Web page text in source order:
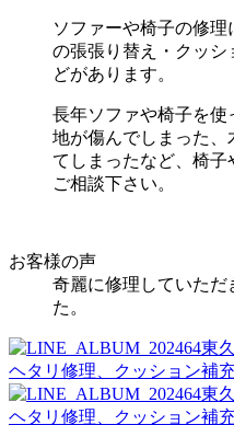
ソファーや椅子の修
の張張り替え・クッシ
どがあります。
長年ソファや椅子を使
地が傷んでしまった、
てしまったなど、椅
ご相談下さい。
お客様の声
奇麗に修理していただ
た。